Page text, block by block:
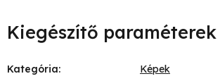
Kiegészítő paraméterek
Kategória:
Képek